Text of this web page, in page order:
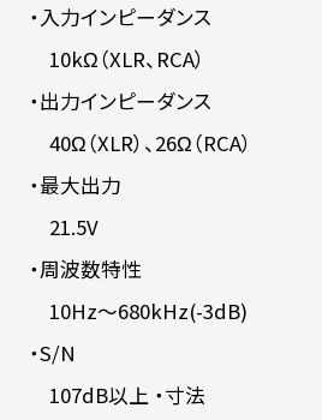
・入力インピーダンス
10kΩ（XLR、RCA）
・出力インピーダンス
40Ω（XLR）、26Ω（RCA）
・最大出力
21.5V
・周波数特性
10Hz～680kHz(-3dB)
・S/N
107dB以上 ・寸法